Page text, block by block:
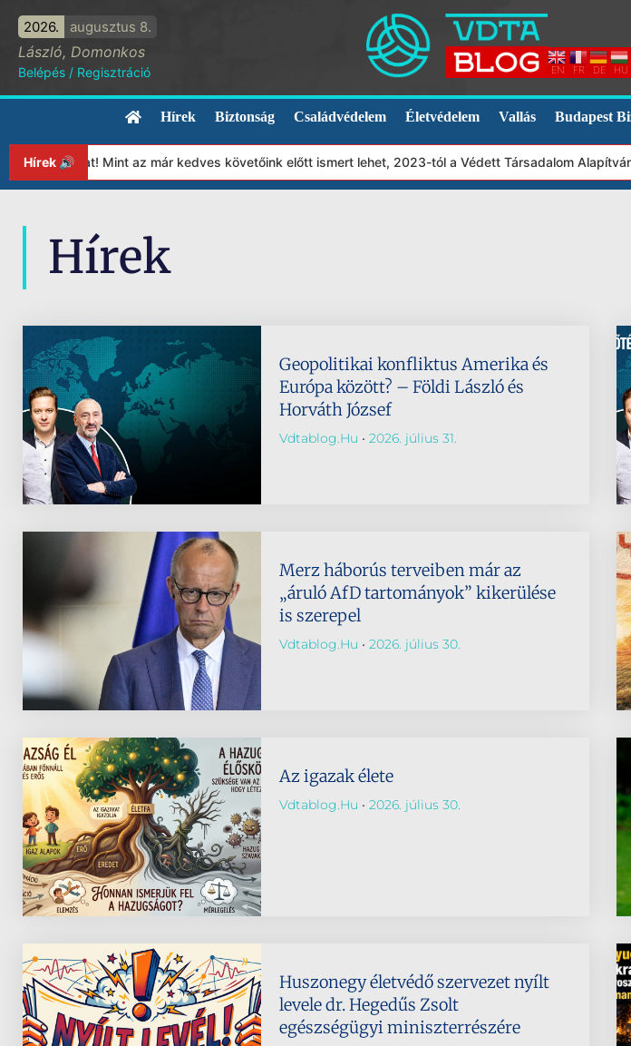
2026. augusztus 8.
László, Domonkos
Belépés / Regisztráció EN FR DE HU
Hírek Biztonság Családvédelem Életvédelem Vallás Budapest
Hírek 🔊Mint az már kedves követőink előtt ismert lehet, 2023-tól a Védett Társadalom
Hírek
Geopolitikai konfliktus Amerika és
Európa között? – Földi László és
Horváth József
Vdtablog.hu 2026. július 31.
Merz háborús terveiben már az
„áruló AfD tartományok” kikerülése
is szerepel
Vdtablog.hu 2026. július 30.
Az igazak élete
Vdtablog.hu 2026. július 30.
Huszonegy életvédő szervezet nyílt
levele dr. Hegedűs Zsolt
egészségügyi miniszterrészére